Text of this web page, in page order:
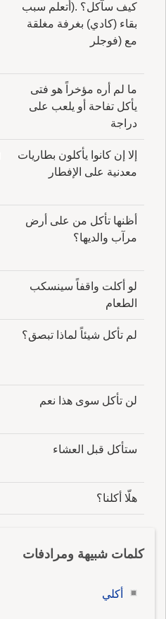
كيف سآكل؟ .(أتعلم سبب
بقاء (كادي) بغرفة مغلقة
مع (فوجلر
ما لم أره مؤخراً هو فتى
يأكل تفاحة أو يلعب على
دراجة
إلا إن كانوا يأكلون بطاريات
معدنية على الإفطار
أظنها تأكل من على أرض
مرآب والديها؟
لو أكلت واقفاً سينسكب
الطعام
لم تأكل شيئاً لماذا تبصق؟
لن تأكل سوى هذا نعم
ستأكل قبل العشاء
هلّا أكلنا؟
كلمات شبيهة ومرادفات
أكلي